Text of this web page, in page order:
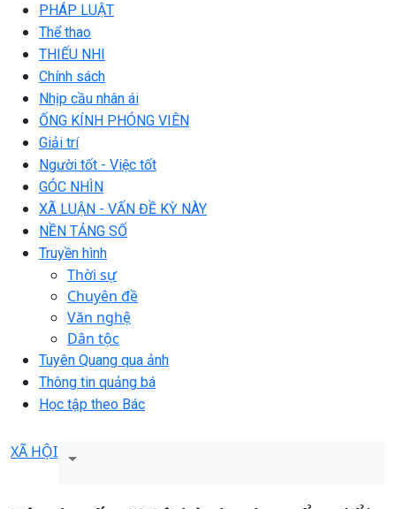
PHÁP LUẬT
Thể thao
THIẾU NHI
Chính sách
Nhịp cầu nhân ái
ỐNG KÍNH PHÓNG VIÊN
Giải trí
Người tốt - Việc tốt
GÓC NHÌN
XÃ LUẬN - VẤN ĐỀ KỲ NÀY
NỀN TẢNG SỐ
Truyền hình
Thời sự
Chuyên đề
Văn nghệ
Dân tộc
Tuyên Quang qua ảnh
Thông tin quảng bá
Học tập theo Bác
XÃ HỘI